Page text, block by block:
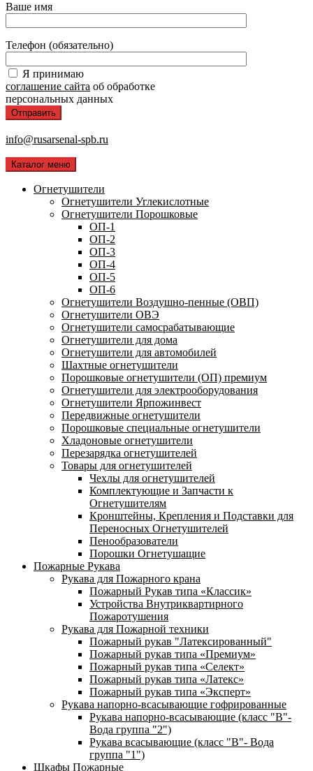
Ваше имя
Телефон (обязательно)
Я принимаю
соглашение сайта об обработке
персональных данных
info@rusarsenal-spb.ru
Каталог меню
Огнетушители
Огнетушители Углекислотные
Огнетушители Порошковые
ОП-1
ОП-2
ОП-3
ОП-4
ОП-5
ОП-6
Огнетушители Воздушно-пенные (ОВП)
Огнетушители ОВЭ
Огнетушители самосрабатывающие
Огнетушители для дома
Огнетушители для автомобилей
Шахтные огнетушители
Порошковые огнетушители (ОП) премиум
Огнетушители для электрооборудования
Огнетушители Ярпожинвест
Передвижные огнетушители
Порошковые специальные огнетушители
Хладоновые огнетушители
Перезарядка огнетушителей
Товары для огнетушителей
Чехлы для огнетушителей
Комплектующие и Запчасти к
Огнетушителям
Кронштейны, Крепления и Подставки для
Переносных Огнетушителей
Пенообразователи
Порошки Огнетушащие
Пожарные Рукава
Рукава для Пожарного крана
Пожарный Рукав типа «Классик»
Устройства Внутриквартирного
Пожаротушения
Рукава для Пожарной техники
Пожарный рукав "Латексированный"
Пожарный рукав типа «Премиум»
Пожарный рукав типа «Селект»
Пожарный рукав типа «Латекс»
Пожарный рукав типа «Эксперт»
Рукава напорно-всасывающие гофрированные
Рукава напорно-всасывающие (класс "В"-
Вода группа "2")
Рукава всасывающие (класс "В"- Вода
группа "1")
Шкафы Пожарные